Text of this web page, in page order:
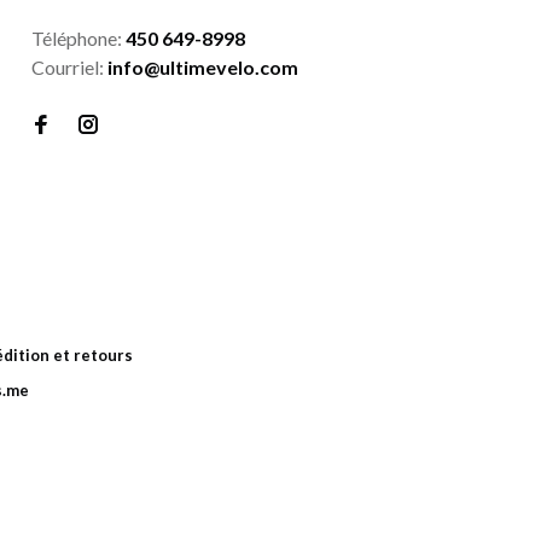
Téléphone: 450 649-8998
Courriel: info@ultimevelo.com
et retours